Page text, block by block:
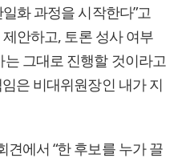
화 과정을 시작한다”고
안하고, 토론 성사 여부
그대로 진행할 것이라고
은 비대위원장인 내가 지
에서 “한 후보를 누가 끌